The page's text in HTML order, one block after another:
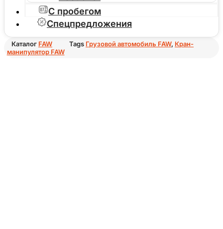
С пробегом
Спецпредложения
Каталог FAW Tags Грузовой автомобиль FAW, Кран-
манипулятор FAW